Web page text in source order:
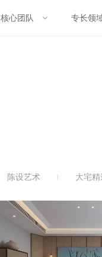
核心团队 专长领
陈设艺术 大宅精